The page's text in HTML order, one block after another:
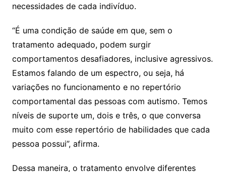
necessidades de cada indivíduo.
“É uma condição de saúde em que, sem o
tratamento adequado, podem surgir
comportamentos desafiadores, inclusive agressivos.
Estamos falando de um espectro, ou seja, há
variações no funcionamento e no repertório
comportamental das pessoas com autismo. Temos
níveis de suporte um, dois e três, o que conversa
muito com esse repertório de habilidades que cada
pessoa possui”, afirma.
Dessa maneira, o tratamento envolve diferentes